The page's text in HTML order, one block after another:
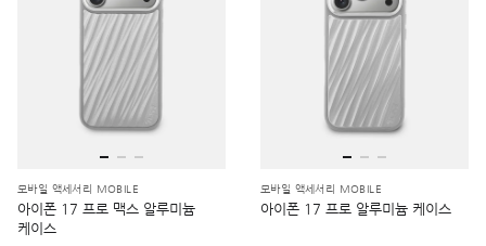
모바일 액세서리 MOBILE
아이폰 17 프로 맥스 알루미늄
케이스
모바일 액세서리 MOBILE
아이폰 17 프로 알루미늄 케이스